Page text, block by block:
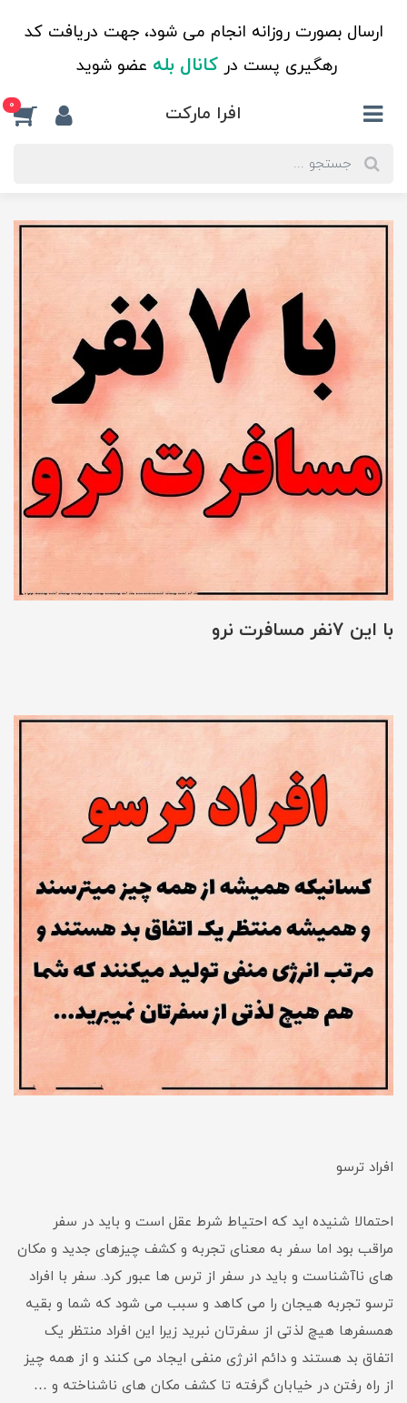
ارسال بصورت روزانه انجام می شود، جهت دریافت کد
رهگیری پست درکانال بله عضو شوید
افرا مارکت 0
با این 7نفر مسافرت نرو
افراد ترسو
احتمالا شنیده اید که احتیاط شرط عقل است و باید در سفر
مراقب بود اما سفر به معنای تجربه و کشف چیزهای جدید و مکان
های ناآشناست و باید در سفر از ترس ها عبور کرد. سفر با افراد
ترسو تجربه هیجان را می کاهد و سبب می شود که شما و بقیه
همسفرها هیچ لذتی از سفرتان نبرید زیرا این افراد منتظر یک
اتفاق بد هستند و دائم انرژی منفی ایجاد می کنند و از همه چیز
از راه رفتن در خیابان گرفته تا کشف مکان های ناشناخته و …